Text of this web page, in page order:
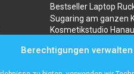
Berechtigungen verwalten
Bestseller Laptop
Sugaring am ganzen
Kosmetikstudio Hanau
ravencoin?